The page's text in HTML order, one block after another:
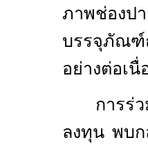
ภาพช่องป
บรรจุภัณฑ์
อย่างต่อเนื่
การร่
ลงทุน พบ